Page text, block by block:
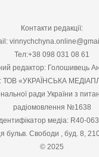
Контакти редакції:
Тел:+38 098 031 08 61
редактор: Голошивець
ТОВ «УКРАЇНСЬКА
ради України з
радіомовлення №1638
медіа: R40-
бульв. Свободи , буд. 8,
© 2025